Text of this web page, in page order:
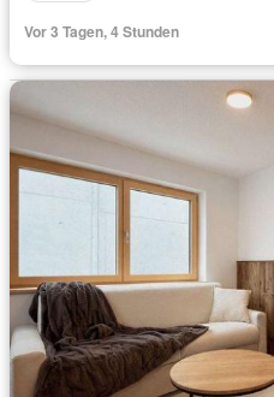
Vor 3 Tagen, 4 Stunden